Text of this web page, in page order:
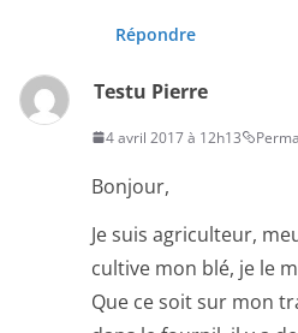
Répondre
Testu Pierre
4 avril 2017 à 12h13
Bonjour,
Je suis agriculteur,
cultive mon blé, je le
Que ce soit sur mon